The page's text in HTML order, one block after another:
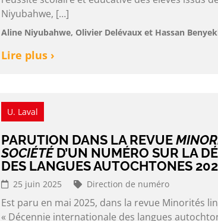
Niyubahwe, […]
Aline Niyubahwe, Olivier Delévaux et Hassan
Lire plus ›
U. Laval
PARUTION DANS LA REVUE
SOCIÉTÉD’UN NUMÉRO SUR LA
DES LANGUES AUTOCHTONES
25 juin 2025 Direction de numéro
Est paru en mai 2025, dans la revue Minorités
« Décennie internationale des langues